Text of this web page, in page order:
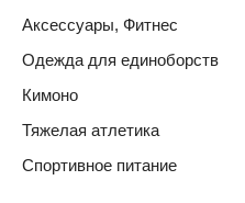
Аксессуары, Фитнес
Одежда для единоборств
Кимоно
Тяжелая атлетика
Спортивное питание